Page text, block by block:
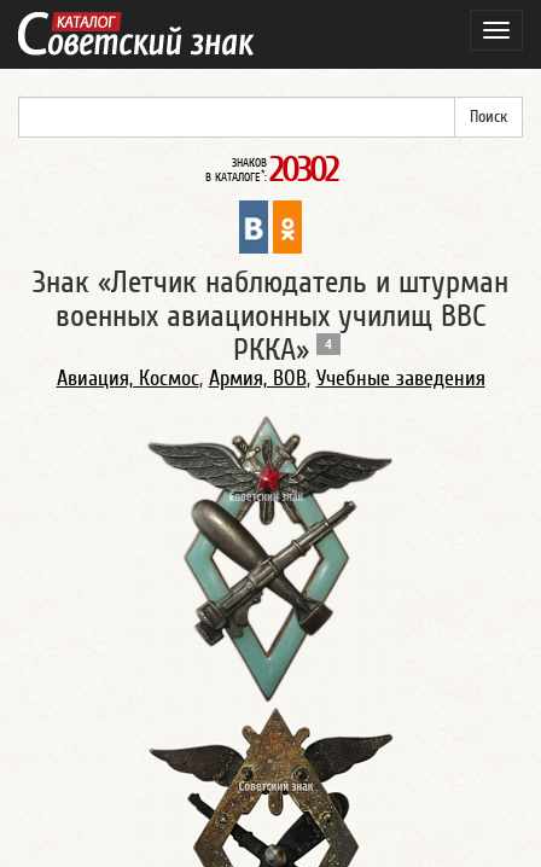
ЗНАКОВ
В КАТАЛОГЕ*: 20302
Знак «Летчик наблюдатель и штурман
военных авиационных училищ ВВС
РККА»
4
Авиация, Космос, Армия, ВОВ, Учебные заведения